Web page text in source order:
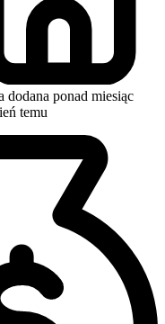
dodana ponad miesiąc
temu